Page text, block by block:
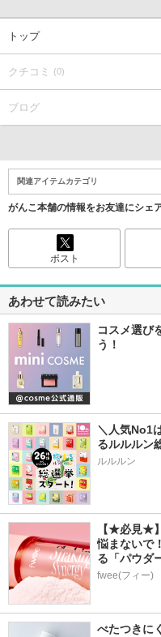
トップ
クチコミ (0)
ブログ
関連アイテムカテゴリ
がんこ本舗の情報をお友達にシェ
ポスト
あわせて読みたい
コスメ選び
う！
＼人気No1
るルルルン
ルルルン
【★必見★
悩まないで
る「パウダ
fwee(フィー)
べたつきに